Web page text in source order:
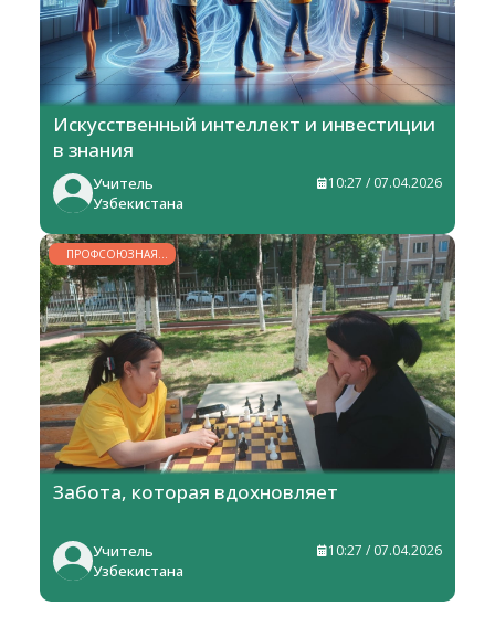
Искусственный интеллект и инвестиции
в знания
Учитель
Узбекистана
10:27 / 07.04.2026
ПРОФСОЮЗНАЯ
ЖИЗНЬ
Забота, которая вдохновляет
Учитель
Узбекистана
10:27 / 07.04.2026